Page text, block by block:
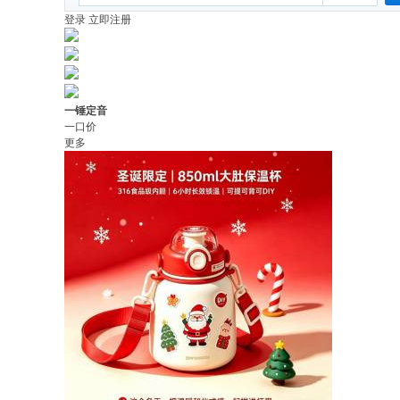
登录 立即注册
一锤定音
一口价
更多